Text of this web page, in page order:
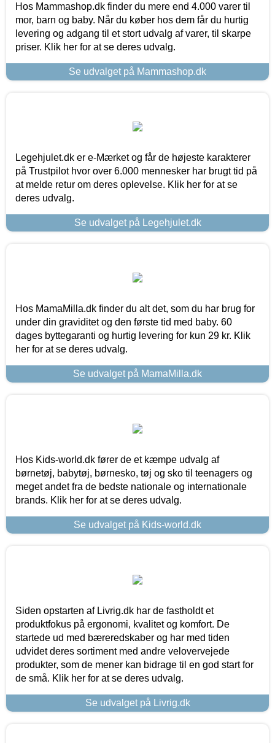
Hos Mammashop.dk finder du mere end 4.000 varer til
mor, barn og baby. Når du køber hos dem får du hurtig
levering og adgang til et stort udvalg af varer, til skarpe
priser. Klik her for at se deres udvalg.
Se udvalget på Mammashop.dk
Legehjulet.dk er e-Mærket og får de højeste karakterer
på Trustpilot hvor over 6.000 mennesker har brugt tid på
at melde retur om deres oplevelse. Klik her for at se
deres udvalg.
Se udvalget på Legehjulet.dk
Hos MamaMilla.dk finder du alt det, som du har brug for
under din graviditet og den første tid med baby. 60
dages byttegaranti og hurtig levering for kun 29 kr. Klik
her for at se deres udvalg.
Se udvalget på MamaMilla.dk
Hos Kids-world.dk fører de et kæmpe udvalg af
børnetøj, babytøj, børnesko, tøj og sko til teenagers og
meget andet fra de bedste nationale og internationale
brands. Klik her for at se deres udvalg.
Se udvalget på Kids-world.dk
Siden opstarten af Livrig.dk har de fastholdt et
produktfokus på ergonomi, kvalitet og komfort. De
startede ud med bæreredskaber og har med tiden
udvidet deres sortiment med andre velovervejede
produkter, som de mener kan bidrage til en god start for
de små. Klik her for at se deres udvalg.
Se udvalget på Livrig.dk